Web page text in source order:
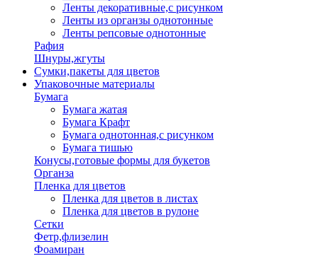
Ленты декоративные,с рисунком
Ленты из органзы однотонные
Ленты репсовые однотонные
Рафия
Шнуры,жгуты
Сумки,пакеты для цветов
Упаковочные материалы
Бумага
Бумага жатая
Бумага Крафт
Бумага однотонная,с рисунком
Бумага тишью
Конусы,готовые формы для букетов
Органза
Пленка для цветов
Пленка для цветов в листах
Пленка для цветов в рулоне
Сетки
Фетр,флизелин
Фоамиран